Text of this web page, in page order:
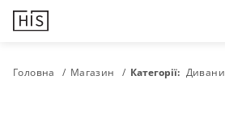
Головна Магазин Категорії: Дивани